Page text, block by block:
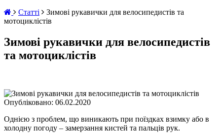
Статті
Зимові рукавички для велосипедистів та
мотоциклістів
Зимові рукавички для велосипедистів
та мотоциклістів
Опубліковано: 06.02.2020
Однією з проблем, що виникають при поїздках взимку або в
холодну погоду – замерзання кистей та пальців рук.